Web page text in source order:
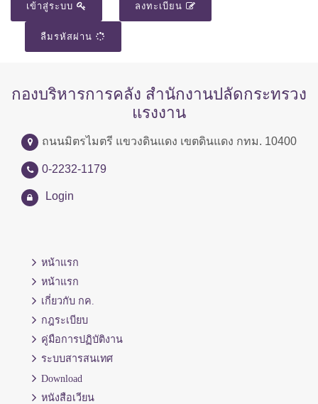
เข้าสู่ระบบ ลงทะเบียน
ลืมรหัสผ่าน
กองบริหารการคลัง สำนักงานปลัดกระทรวง
แรงงาน
ถนนมิตรไมตรี แขวงดินแดง เขตดินแดง กทม. 10400
0-2232-1179
Login
หน้าแรก
หน้าแรก
เกี่ยวกับ กค.
กฎระเบียบ
คู่มือการปฏิบัติงาน
ระบบสารสนเทศ
Download
หนังสือเวียน